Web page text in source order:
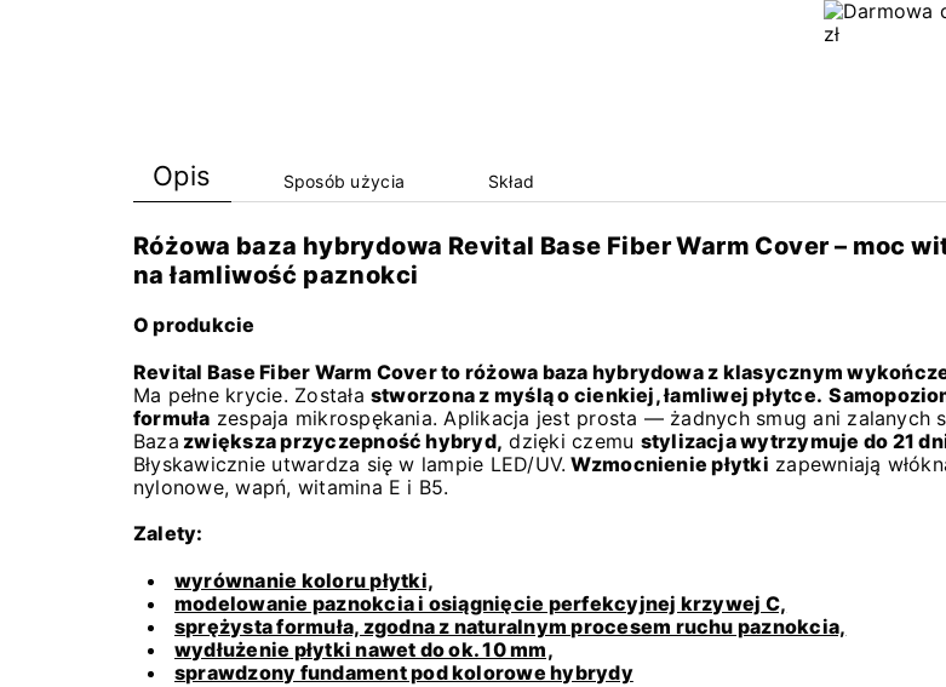
Opis Sposób użycia Skład
Różowa baza hybrydowa Revital Base Fiber Warm Cover – moc
na łamliwość paznokci
O produkcie
Revital Base Fiber Warm Cover to różowa baza hybrydowa z klasycznym
Ma pełne krycie. Zostałastworzona z myślą o cienkiej, łamliwej płytce.
formuła zespaja mikrospękania. Aplikacja jest prosta — żadnych smug ani zalanych
Baza zwiększa przyczepność hybryd, dzięki czemu stylizacja wytrzymuje do 21
Błyskawicznie utwardza się w lampie LED/UV. Wzmocnienie płytki zapewniają
nylonowe, wapń, witamina E i B5.
Zalety:
wyrównanie koloru płytki,
modelowanie paznokcia i osiągnięcie perfekcyjnej krzywej C,
sprężysta formuła, zgodna z naturalnym procesem ruchu paznokcia,
wydłużenie płytki nawet do ok. 10 mm,
sprawdzony fundament pod kolorowe hybrydy